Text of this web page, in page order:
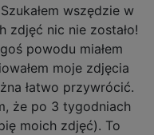
wszędzie w
zdjęć nic nie zostało!
powodu miałem
moje zdjęcia
łatwo przywrócić.
że po 3 tygodniach
moich zdjęć). To